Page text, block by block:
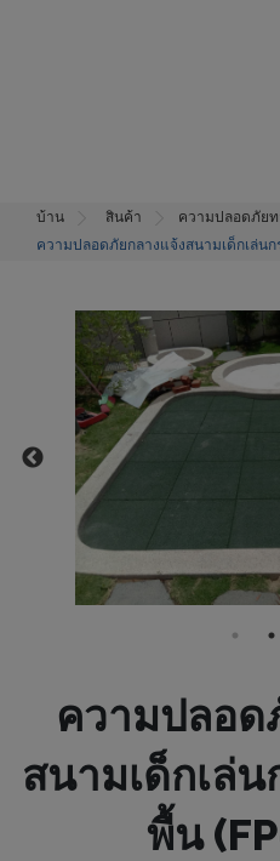
บ้าน สินค้า ความปลอดภัย
ความปลอดภัยกลางแจ้งสนามเด็กเล่นก
ความปลอด
สนามเด็กเล่น
พื้น